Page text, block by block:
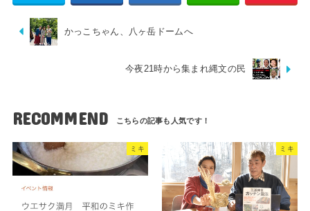
かっこちゃん、八ヶ岳ドームへ
今夜21時から集まれ縄文の民
RECOMMEND
ミキ ミキ